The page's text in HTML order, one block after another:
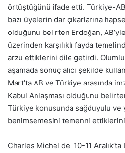
örtüştüğünü ifade etti. Türkiye-
bazı üyelerin dar çıkarlarına
olduğunu belirten Erdoğan,
üzerinden karşılıklı fayda
arzu ettiklerini dile getirdi.
aşamada sonuç alıcı şekilde
Mart’ta AB ve Türkiye arasında
Kabul Anlaşması olduğunu
Türkiye konusunda sağduyulu ve
benimsemesini temenni
Charles Michel de, 10-11